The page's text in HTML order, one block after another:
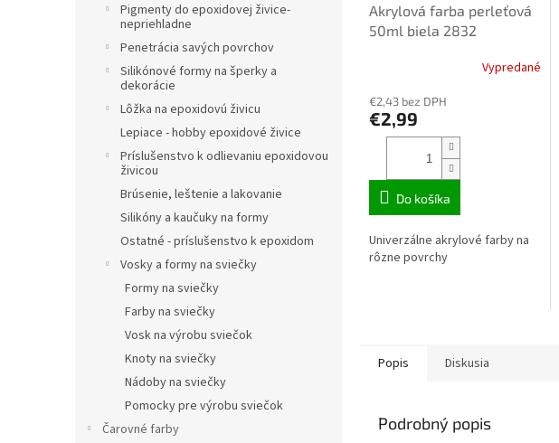
Pigmenty do epoxidovej živice-
nepriehladne
Penetrácia savých povrchov
Silikónové formy na šperky a
dekorácie
Lôžka na epoxidovú živicu
Lepiace - hobby epoxidové živice
Príslušenstvo k odlievaniu epoxidovou
živicou
Brúsenie, leštenie a lakovanie
Silikóny a kaučuky na formy
Ostatné - príslušenstvo k epoxidom
Vosky a formy na sviečky
Formy na sviečky
Farby na sviečky
Vosk na výrobu sviečok
Knoty na sviečky
Nádoby na sviečky
Pomocky pre výrobu sviečok
Čarovné farby
Akrylová farba perleťová
50ml biela 2832
Vypredané
€2,43 bez DPH
€2,99
Do košíka
Univerzálne akrylové farby na
rôzne povrchy
Popis Diskusia
Podrobný popis